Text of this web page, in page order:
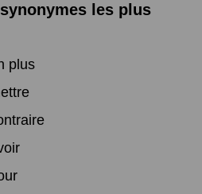
les plus
plus